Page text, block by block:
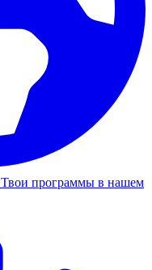
Твои программы в нашем